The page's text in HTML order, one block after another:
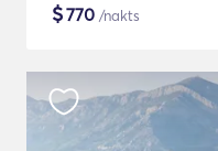
$770 /nakts